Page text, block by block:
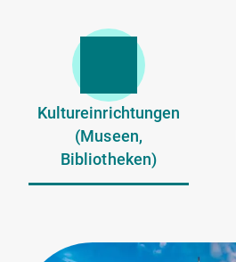
Kultureinrichtungen
(Museen,
Bibliotheken)